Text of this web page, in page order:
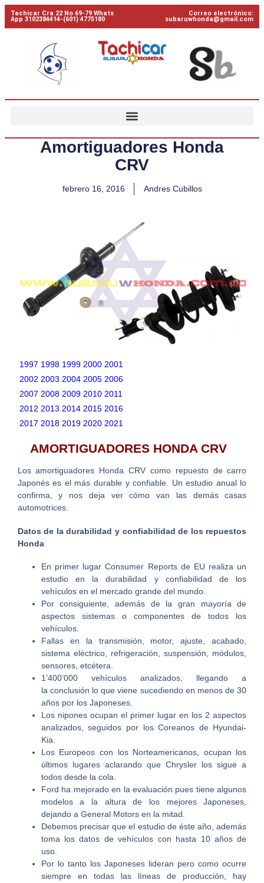
Tachicar Cra 22 No 69-79 Whats
App 3102384414-(601) 4775180
Correo electrónico:
subaruwhonda@gmail.com
Amortiguadores Honda
CRV
febrero 16, 2016 Andres Cubillos
1997 1998 1999 2000 2001
2002 2003 2004 2005 2006
2007 2008 2009 2010 2011
2012 2013 2014 2015 2016
2017 2018 2019 2020 2021
AMORTIGUADORES HONDA CRV
Los amortiguadores Honda CRV como repuesto de carro
Japonés es el más durable y confiable. Un estudio anual lo
confirma, y nos deja ver cómo van las demás casas
automotrices.
Datos de la durabilidad y confiabilidad de los repuestos
Honda
En primer lugar Consumer Reports de EU realiza un
estudio en la durabilidad y confiabilidad de los
vehículos en el mercado grande del mundo.
Por consiguiente, además de la gran mayoría de
aspectos sistemas o componentes de todos los
vehículos.
Fallas en la transmisión, motor, ajuste, acabado,
sistema eléctrico, refrigeración, suspensión, módulos,
sensores, etcétera.
1’400’000 vehículos analizados, llegando a
la conclusión lo que viene sucediendo en menos de 30
años por los Japoneses.
Los nipones ocupan el primer lugar en los 2 aspectos
analizados, seguidos por los Coreanos de Hyundai-
Kia.
Los Europeos con los Norteamericanos, ocupan los
últimos lugares aclarando que Chrysler los sigue a
todos desde la cola.
Ford ha mejorado en la evaluación pues tiene algunos
modelos a la altura de los mejores Japoneses,
dejando a General Motors en la mitad.
Debemos precisar que el estudio de éste año, además
toma los datos de vehículos con hasta 10 años de
uso.
Por lo tanto los Japoneses lideran pero como ocurre
siempre en todas las líneas de producción, hay